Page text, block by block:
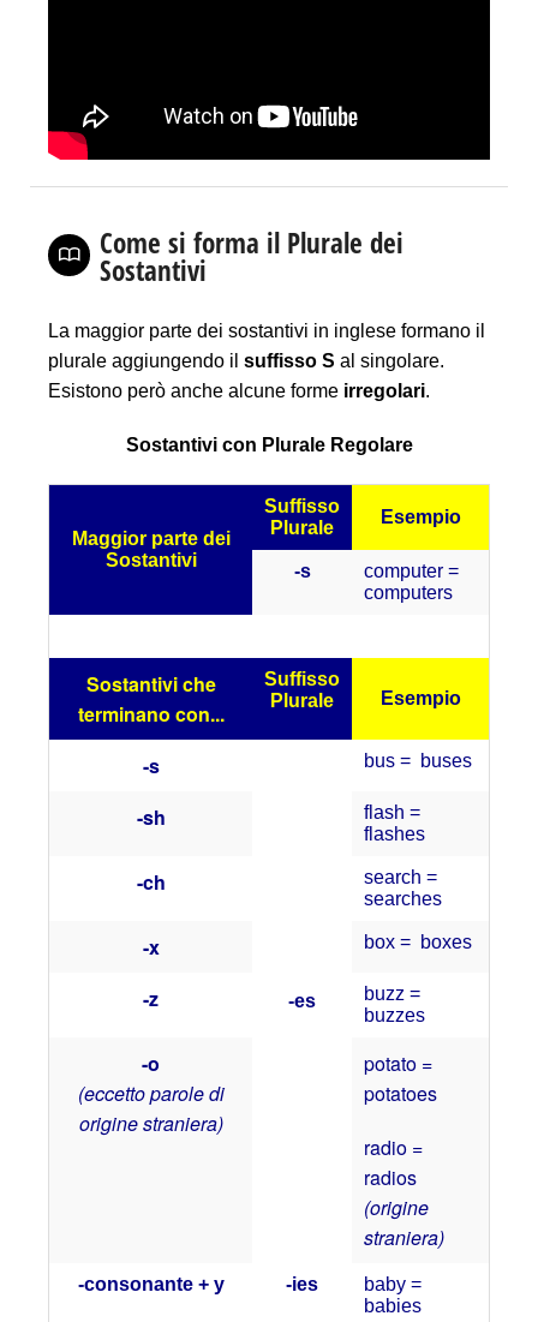
Come si forma il Plurale dei
Sostantivi
La maggior parte dei sostantivi in inglese formano il
plurale aggiungendo il suffisso S al singolare.
Esistono però anche alcune forme irregolari.
Sostantivi con Plurale Regolare
Maggior parte dei
Sostantivi
Suffisso
Plurale
Esempio
-s
computer =
computers
Sostantivi che
terminano con...
Suffisso
Plurale
Esempio
-s
-es
bus = buses
-sh
flash =
flashes
-ch
search =
searches
-x box = boxes
-z
buzz =
buzzes
-o
(eccetto parole di
origine straniera)
potato =
potatoes
radio =
radios
(origine
straniera)
-consonante + y -ies
baby =
babies